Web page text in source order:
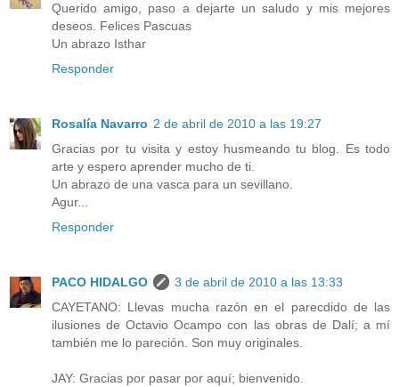
Querido amigo, paso a dejarte un saludo y mis mejores
deseos. Felices Pascuas
Un abrazo Isthar
Responder
Rosalía Navarro 2 de abril de 2010 a las 19:27
Gracias por tu visita y estoy husmeando tu blog. Es todo
arte y espero aprender mucho de ti.
Un abrazo de una vasca para un sevillano.
Agur...
Responder
PACO HIDALGO
3 de abril de 2010 a las 13:33
CAYETANO: Llevas mucha razón en el parecdido de las
ilusiones de Octavio Ocampo con las obras de Dalí; a mí
también me lo pareción. Son muy originales.
JAY: Gracias por pasar por aquí; bienvenido.